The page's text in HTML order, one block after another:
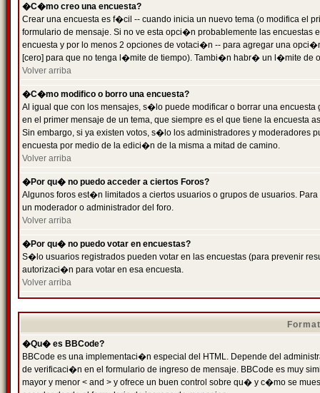
�C�mo creo una encuesta?
Crear una encuesta es f�cil -- cuando inicia un nuevo tema (o modifica el
formulario de mensaje. Si no ve esta opci�n probablemente las
encuesta y por lo menos 2 opciones de votaci�n -- para agregar una
[cero] para que no tenga l�mite de tiempo). Tambi�n habr� un l�mite de
Volver arriba
�C�mo modifico o borro una encuesta?
Al igual que con los mensajes, s�lo puede modificar o borrar una
en el primer mensaje de un tema, que siempre es el que tiene la encuesta
Sin embargo, si ya existen votos, s�lo los administradores y moderadores
encuesta por medio de la edici�n de la misma a mitad de camino.
Volver arriba
�Por qu� no puedo acceder a ciertos Foros?
Algunos foros est�n limitados a ciertos usuarios o grupos de usuarios.
un moderador o administrador del foro.
Volver arriba
�Por qu� no puedo votar en encuestas?
S�lo usuarios registrados pueden votar en las encuestas (para prevenir
autorizaci�n para votar en esa encuesta.
Volver arriba
�Qu� es BBCode?
BBCode es una implementaci�n especial del HTML. Depende del
de verificaci�n en el formulario de ingreso de mensaje. BBCode es muy
mayor y menor < and > y ofrece un buen control sobre qu� y c�mo se